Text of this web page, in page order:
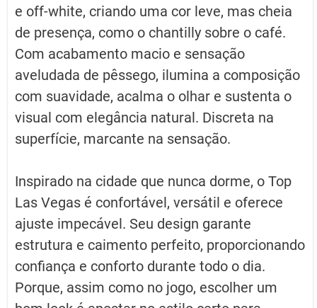
R$119,90.
R$59,95.
e off-white, criando uma cor leve, mas cheia
de presença, como o chantilly sobre o café.
Com acabamento macio e sensação
aveludada de pêssego, ilumina a composição
com suavidade, acalma o olhar e sustenta o
visual com elegância natural. Discreta na
superfície, marcante na sensação.
Inspirado na cidade que nunca dorme, o Top
Las Vegas é confortável, versátil e oferece
ajuste impecável. Seu design garante
estrutura e caimento perfeito, proporcionando
confiança e conforto durante todo o dia.
Porque, assim como no jogo, escolher um